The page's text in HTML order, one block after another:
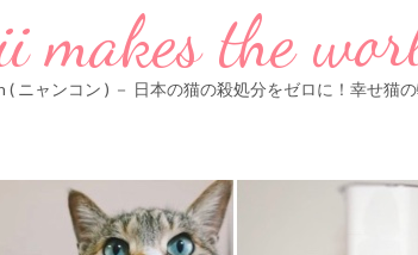
makes the
( ニャンコン ) － 日本の猫の殺処分をゼロに！幸せ猫